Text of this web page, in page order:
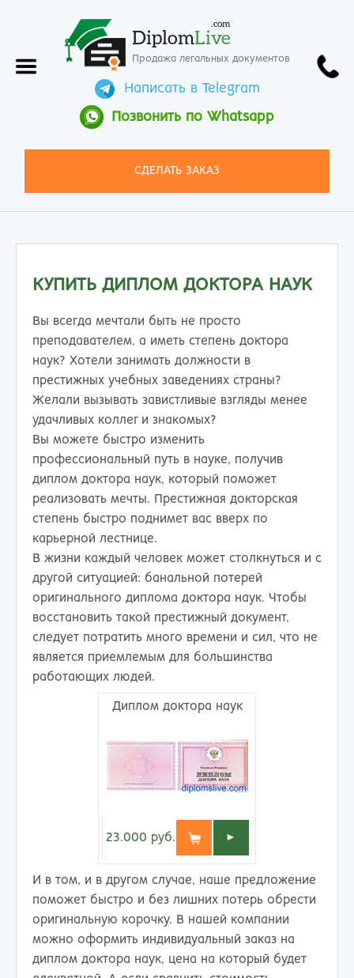
DiplomLive
.com
Продажа легальных документов
Написать в Telegram
Позвонить по Whatsapp
СДЕЛАТЬ ЗАКАЗ
КУПИТЬ ДИПЛОМ ДОКТОРА НАУК
Вы всегда мечтали быть не просто
преподавателем, а иметь степень доктора
наук? Хотели занимать должности в
престижных учебных заведениях страны?
Желали вызывать завистливые взгляды менее
удачливых коллег и знакомых?
Вы можете быстро изменить
профессиональный путь в науке, получив
диплом доктора наук, который поможет
реализовать мечты. Престижная докторская
степень быстро поднимет вас вверх по
карьерной лестнице.
В жизни каждый человек может столкнуться и с
другой ситуацией: банальной потерей
оригинального диплома доктора наук. Чтобы
восстановить такой престижный документ,
следует потратить много времени и сил, что не
является приемлемым для большинства
работающих людей.
Диплом доктора наук
23.000 руб. ►
И в том, и в другом случае, наше предложение
поможет быстро и без лишних потерь обрести
оригинальную корочку. В нашей компании
можно оформить индивидуальный заказ на
диплом доктора наук, цена на который будет